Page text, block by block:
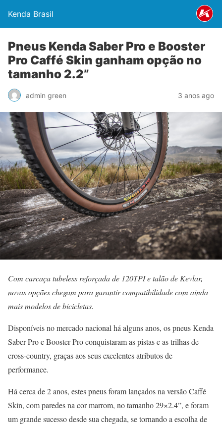
Kenda Brasil
Pneus Kenda Saber Pro e Booster
Pro Caffé Skin ganham opção no
tamanho 2.2”
admin green 3 anos ago
Com carcaça tubeless reforçada de 120TPI e talão de Kevlar,
novas opções chegam para garantir compatibilidade com ainda
mais modelos de bicicletas.
Disponíveis no mercado nacional há alguns anos, os pneus Kenda
Saber Pro e Booster Pro conquistaram as pistas e as trilhas de
cross-country, graças aos seus excelentes atributos de
performance.
Há cerca de 2 anos, estes pneus foram lançados na versão Caffé
Skin, com paredes na cor marrom, no tamanho 29×2.4”, e foram
um grande sucesso desde sua chegada, se tornando a escolha de